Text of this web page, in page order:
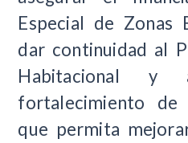
Especial de Zonas
dar continuidad al
Habitacional y
fortalecimiento
que permita